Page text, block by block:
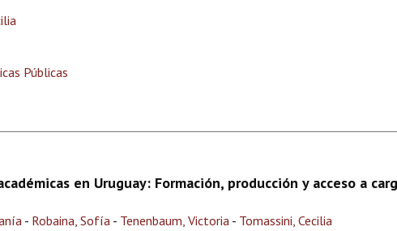
Públicas
en Uruguay: Formación, producción y acceso a
- Robaina, Sofía - Tenenbaum, Victoria - Tomassini, Cecilia